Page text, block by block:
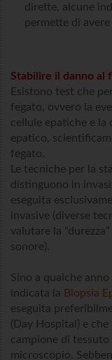
dirette, alcune
permette di
Stabilire il danno al
Esistono test che
fegato, ovvero la
cellule epatiche e la
epatico,
fegato.
Le tecniche per la
distinguono in
eseguita
invasive (diverse
valutare la
sonore).
Sino a qualche
indicata la Biopsia
eseguita
(Day Hospital) e
campione di tessuto
microscopio.